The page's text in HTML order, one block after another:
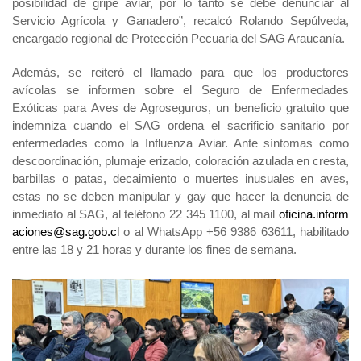
posibilidad de gripe aviar, por lo tanto se debe denunciar al
Servicio Agrícola y Ganadero”, recalcó Rolando Sepúlveda,
encargado regional de Protección Pecuaria del SAG Araucanía.
Además, se reiteró el llamado para que los productores
avícolas se informen sobre el Seguro de Enfermedades
Exóticas para Aves de Agroseguros, un beneficio gratuito que
indemniza cuando el SAG ordena el sacrificio sanitario por
enfermedades como la Influenza Aviar. Ante síntomas como
descoordinación, plumaje erizado, coloración azulada en cresta,
barbillas o patas, decaimiento o muertes inusuales en aves,
estas no se deben manipular y gay que hacer la denuncia de
inmediato al SAG, al teléfono 22 345 1100, al mail oficina.inform
aciones@sag.gob.cl o al WhatsApp +56 9386 63611, habilitado
entre las 18 y 21 horas y durante los fines de semana.